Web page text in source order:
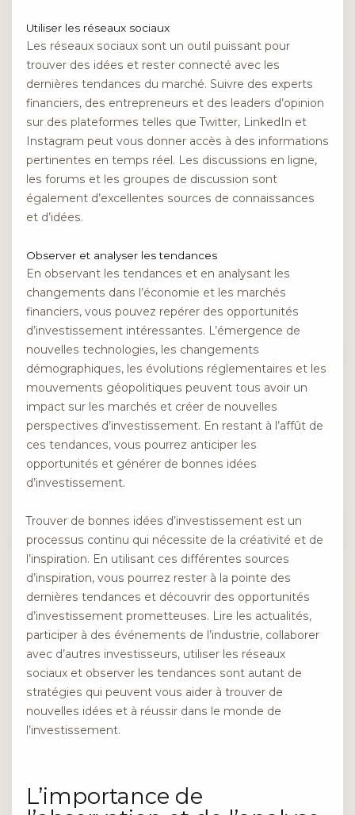
Utiliser les réseaux sociaux
Les réseaux sociaux sont un outil puissant pour
trouver des idées et rester connecté avec les
dernières tendances du marché. Suivre des experts
financiers, des entrepreneurs et des leaders d’opinion
sur des plateformes telles que Twitter, LinkedIn et
Instagram peut vous donner accès à des informations
pertinentes en temps réel. Les discussions en ligne,
les forums et les groupes de discussion sont
également d’excellentes sources de connaissances
et d’idées.
Observer et analyser les tendances
En observant les tendances et en analysant les
changements dans l’économie et les marchés
financiers, vous pouvez repérer des opportunités
d’investissement intéressantes. L’émergence de
nouvelles technologies, les changements
démographiques, les évolutions réglementaires et les
mouvements géopolitiques peuvent tous avoir un
impact sur les marchés et créer de nouvelles
perspectives d’investissement. En restant à l’affût de
ces tendances, vous pourrez anticiper les
opportunités et générer de bonnes idées
d’investissement.
Trouver de bonnes idées d’investissement est un
processus continu qui nécessite de la créativité et de
l’inspiration. En utilisant ces différentes sources
d’inspiration, vous pourrez rester à la pointe des
dernières tendances et découvrir des opportunités
d’investissement prometteuses. Lire les actualités,
participer à des événements de l’industrie, collaborer
avec d’autres investisseurs, utiliser les réseaux
sociaux et observer les tendances sont autant de
stratégies qui peuvent vous aider à trouver de
nouvelles idées et à réussir dans le monde de
l’investissement.
L’importance de